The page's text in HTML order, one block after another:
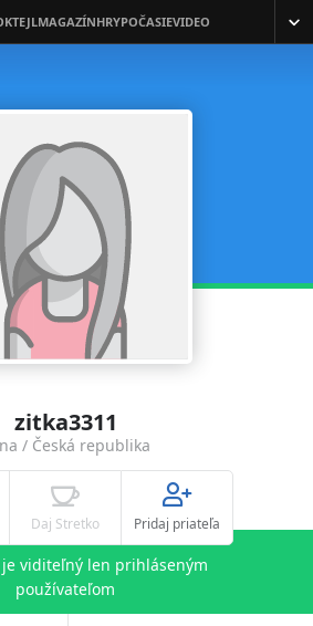
zitka3311
/ Česká republika
Daj Stretko Pridaj priateľa
viditeľný len prihláseným
používateľom